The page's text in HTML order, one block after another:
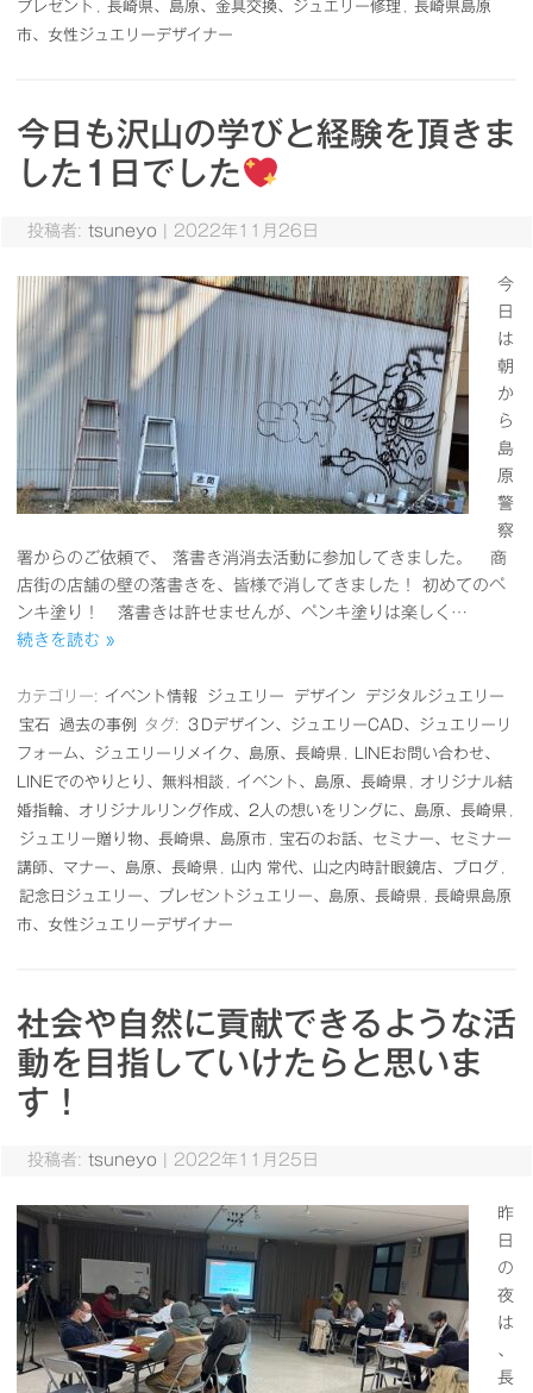
プレゼント 長崎県、島原、金具交換、ジュエリー修理
長崎県島原
市、女性ジュエリーデザイナー
今日も沢山の学びと経験を頂きま
した1日でした
投稿者: tsuneyo 2022年11月26日
今
日
は
朝
か
ら
島
原
警
察
署からのご依頼で、 落書き消消去活動に参加してきました。 商
店街の店舗の壁の落書きを、皆様で消してきました！ 初めてのペ
ンキ塗り！ 落書きは許せませんが、ペンキ塗りは楽しく…
続きを読む »
カテゴリー: イベント情報 ジュエリー デザイン
デジタルジュエリー
宝石
過去の事例 タグ:
３Dデザイン、ジュエリーCAD、ジュエリーリ
フォーム、ジュエリーリメイク、島原、長崎県
LINEお問い合わせ、
LINEでのやりとり、無料相談
イベント、島原、長崎県
オリジナル結
婚指輪、オリジナルリング作成、2人の想いをリングに、島原、長崎県
ジュエリー贈り物、長崎県、島原市
宝石のお話、セミナー、セミナー
講師、マナー、島原、長崎県
山内 常代、山之内時計眼鏡店、ブログ
記念日ジュエリー、プレゼントジュエリー、島原、長崎県
長崎県島原
市、女性ジュエリーデザイナー
社会や自然に貢献できるような活
動を目指していけたらと思いま
す！
投稿者: tsuneyo 2022年11月25日
昨
日
の
夜
は
、
長